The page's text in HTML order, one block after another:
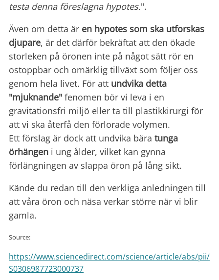
testa denna föreslagna hypotes.".
Även om detta är en hypotes som ska utforskas
djupare, är det därför bekräftat att den ökade
storleken på öronen inte på något sätt rör en
ostoppbar och omärklig tillväxt som följer oss
genom hela livet. För att undvika detta
"mjuknande" fenomen bör vi leva i en
gravitationsfri miljö eller ta till plastikkirurgi för
att vi ska återfå den förlorade volymen.
Ett förslag är dock att undvika bära tunga
örhängen i ung ålder, vilket kan gynna
förlängningen av slappa öron på lång sikt.
Kände du redan till den verkliga anledningen till
att våra öron och näsa verkar större när vi blir
gamla.
Source:
https://www.sciencedirect.com/science/article/abs/pii/
S0306987723000737